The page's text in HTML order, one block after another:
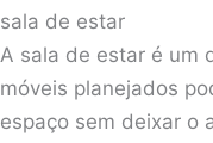
sala de estar
A sala de estar é um
móveis planejados
espaço sem deixar o